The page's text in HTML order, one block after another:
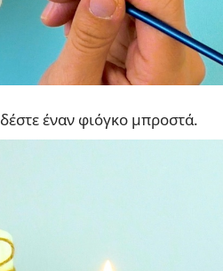
έναν φιόγκο μπροστά.